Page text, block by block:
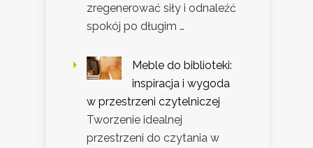
zregenerować siły i odnaleźć
spokój po długim …
Meble do biblioteki:
inspiracja i wygoda
w przestrzeni czytelniczej
Tworzenie idealnej
przestrzeni do czytania w